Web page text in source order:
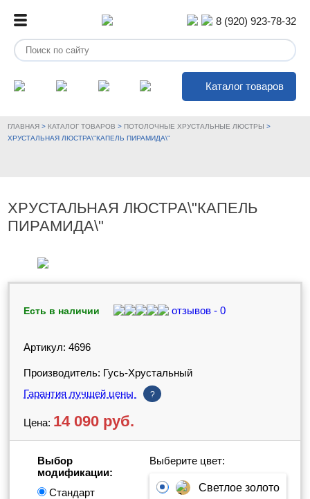
8 (920) 923-78-32
Каталог товаров
ГЛАВНАЯ > КАТАЛОГ ТОВАРОВ > ПОТОЛОЧНЫЕ ХРУСТАЛЬНЫЕ ЛЮСТРЫ >
ХРУСТАЛЬНАЯ ЛЮСТРА\"КАПЕЛЬ ПИРАМИДА\"
ХРУСТАЛЬНАЯ ЛЮСТРА\"КАПЕЛЬ
ПИРАМИДА\"
Есть в наличии отзывов - 0
Артикул: 4696
Производитель: Гусь-Хрустальный
Гарантия лучшей цены
?
Цена: 14 090 руб.
Выберите цвет:
Светлое золото
Выбор
модификации:
Стандарт